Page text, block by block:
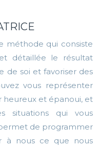
méthode qui consiste
détaillée le résultat
de soi et favoriser des
vous représenter
heureux et épanoui, et
situations qui vous
de programmer
à nous ce que nous